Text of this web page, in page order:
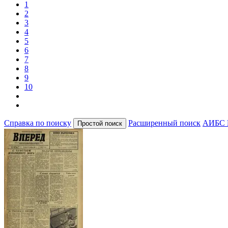
1
2
3
4
5
6
7
8
9
10
Справка по поиску Расширенный поиск АИБС